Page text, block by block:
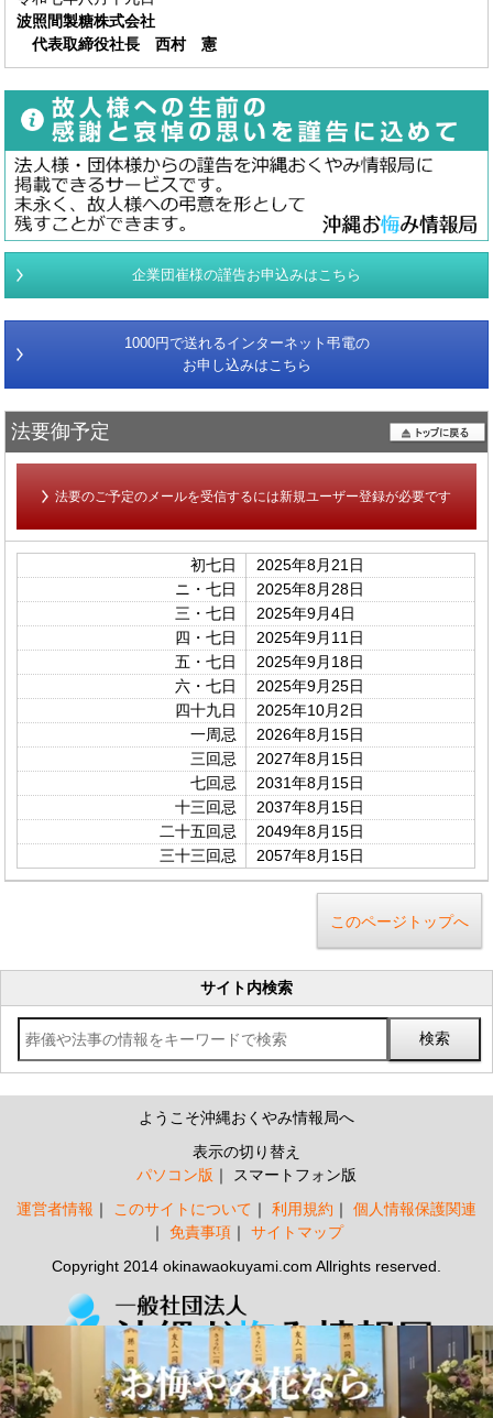
波照間製糖株式会社
代表取締役社長 西村 憲
企業団崔様の謹告お申込みはこちら
1000円で送れるインターネット弔電の
お申し込みはこちら
法要御予定
法要のご予定のメールを受信するには新規ユーザー登録が必要です
初七日
2025年8月21日
ニ・七日
2025年8月28日
三・七日
2025年9月4日
四・七日
2025年9月11日
五・七日
2025年9月18日
六・七日
2025年9月25日
四十九日
2025年10月2日
一周忌
2026年8月15日
三回忌
2027年8月15日
七回忌
2031年8月15日
十三回忌
2037年8月15日
二十五回忌
2049年8月15日
三十三回忌
2057年8月15日
このページトップへ
サイト内検索
ようこそ沖縄おくやみ情報局へ
表示の切り替え
パソコン版
スマートフォン版
運営者情報
このサイトについて 利用規約
個人情報保護関連
免責事項
サイトマップ
Copyright 2014 okinawaokuyami.com Allrights reserved.